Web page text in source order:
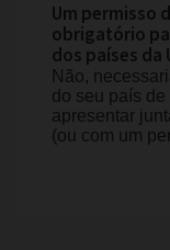
Um permisso
obrigatório
dos países da
Não,
do seu país
apresentar
(ou com um